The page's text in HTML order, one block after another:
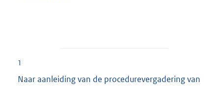
1
Naar aanleiding van de procedurevergadering van